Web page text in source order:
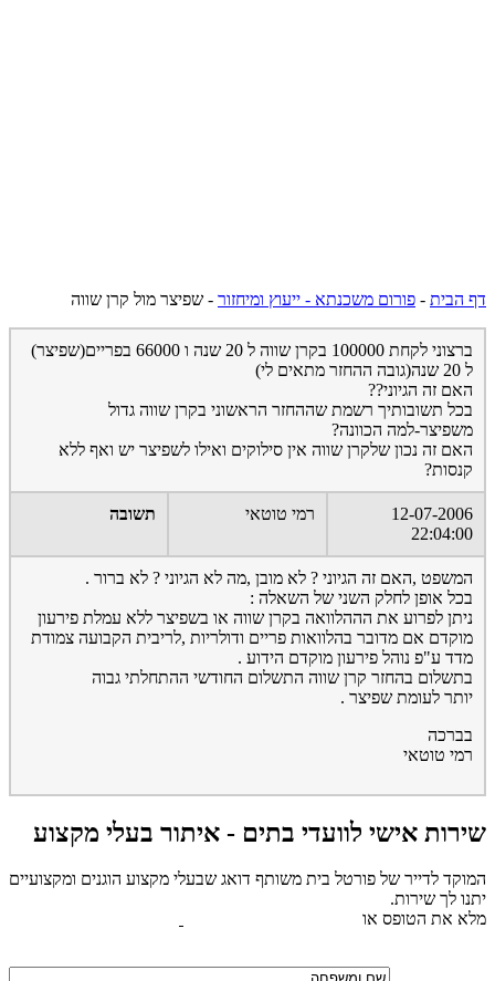
דף הבית - פורום משכנתא - ייעוץ ומיחזור - שפיצר מול קרן שווה
ברצוני לקחת 100000 בקרן שווה ל 20 שנה ו 66000 בפריים(שפיצר)
ל 20 שנה(גובה ההחזר מתאים לי)
האם זה הגיוני??
בכל תשובותיך רשמת שההחזר הראשוני בקרן שווה גדול
משפיצר-למה הכוונה?
האם זה נכון שלקרן שווה אין סילוקים ואילו לשפיצר יש ואף ללא
קנסות?
12-07-2006
22:04:00
רמי טוטאי תשובה
המשפט ,האם זה הגיוני ? לא מובן ,מה לא הגיוני ? לא ברור .
בכל אופן לחלק השני של השאלה :
ניתן לפרוע את הההלוואה בקרן שווה או בשפיצר ללא עמלת פירעון
מוקדם אם מדובר בהלוואות פריים ודולריות ,לריבית הקבועה צמודת
מדד ע"פ נוהל פירעון מוקדם הידוע .
בתשלום בהחזר קרן שווה התשלום החודשי ההתחלתי גבוה
יותר לעומת שפיצר .
בברכה
רמי טוטאי
שירות אישי לוועדי בתים - איתור בעלי מקצוע
המוקד לדייר של פורטל בית משותף דואג שבעלי מקצוע הוגנים ומקצועיים
יתנו לך שירות.
מלא את הטופס או